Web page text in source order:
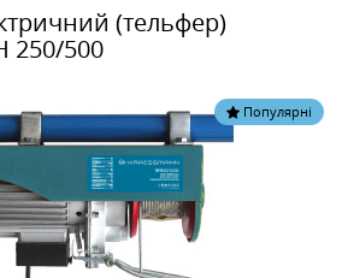
(тельфер)
250/500
Популярні